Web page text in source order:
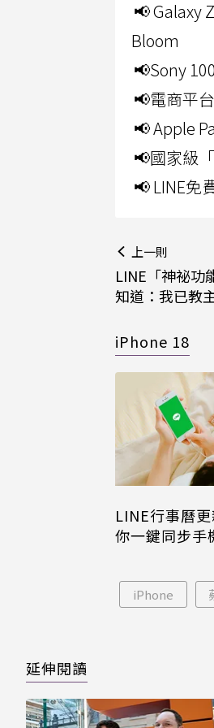
📢 Galaxy
Bloom
📢Sony
📢電商平
📢 Apple
📢國家級
📢 LINE免
上一則
LINE「神祕功
知道：我已教
iPhone 18
LINE行事曆
你一鍵同步手
iPhone
延伸閱讀